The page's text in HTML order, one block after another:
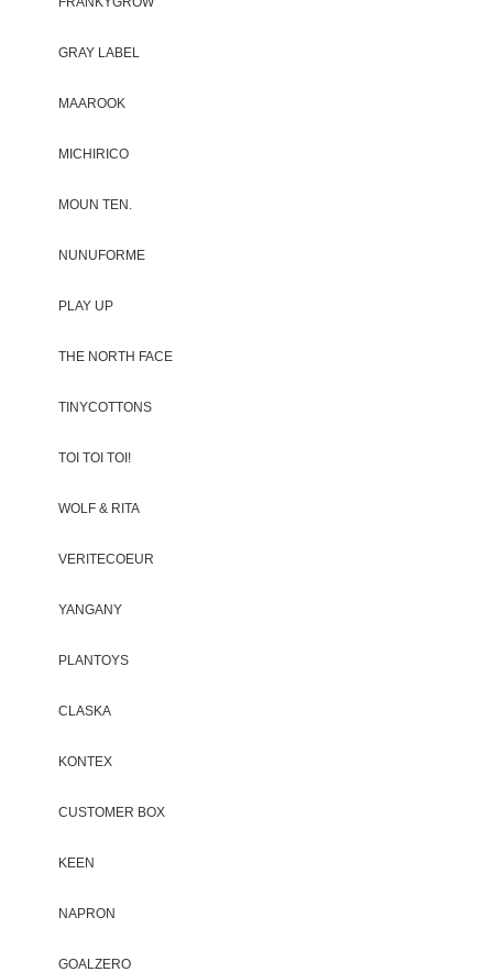
GRAY LABEL
MAAROOK
MICHIRICO
MOUN TEN.
NUNUFORME
PLAY UP
THE NORTH FACE
TINYCOTTONS
TOI TOI TOI!
WOLF & RITA
VERITECOEUR
YANGANY
PLANTOYS
CLASKA
KONTEX
CUSTOMER BOX
KEEN
NAPRON
GOALZERO